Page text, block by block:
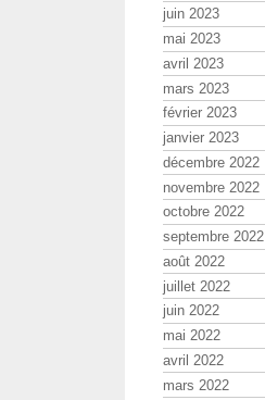
juin 2023
mai 2023
avril 2023
mars 2023
février 2023
janvier 2023
décembre 2022
novembre 2022
octobre 2022
septembre 2022
août 2022
juillet 2022
juin 2022
mai 2022
avril 2022
mars 2022